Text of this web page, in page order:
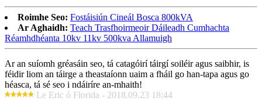
Roimhe Seo: Fostáisiún Cineál Bosca 800kVA
Ar Aghaidh: Teach Trasfhoirmeoir Dáileadh Cumhachta
Réamhdhéanta 10kv 11kv 500kva Allamuigh
Ar an suíomh gréasáin seo, tá catagóirí táirgí soiléir agus saibhir, is
féidir liom an táirge a theastaíonn uaim a fháil go han-tapa agus go
héasca, tá sé seo i ndáiríre an-mhaith!
Le Eric ó Florida - 2018.09.23 18:44